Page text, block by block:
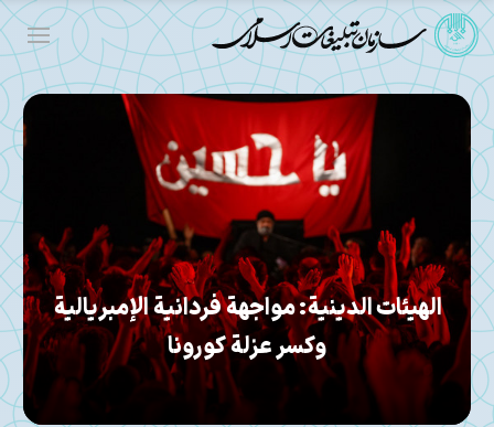
الدور الاجتماعي العميق لرجال الدين الشيعة
في إيران